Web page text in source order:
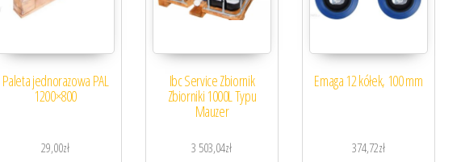
Paleta jednorazowa PAL
1200×800
29,00zł
Ibc Service Zbiornik
Zbiorniki 1000L Typu
Mauzer
3 503,04zł
Emaga 12 kółek, 100 mm
374,72zł